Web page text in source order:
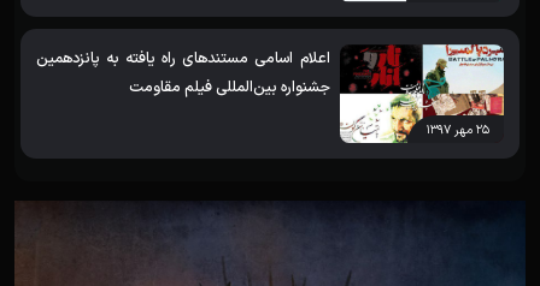
۲۵ مهر ۱۳۹۷
اعلام اسامی مستندهای راه یافته به پانزدهمین
جشنواره بین‌المللی فیلم مقاومت